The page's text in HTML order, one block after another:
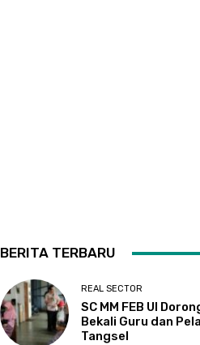
BERITA TERBARU
REAL SECTOR
SC MM FEB UI
Bekali Guru dan
Tangsel